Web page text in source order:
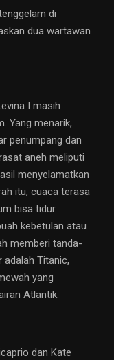
di
dua wartawan
I masih
Yang menarik,
penumpang dan
aneh meliputi
menyelamatkan
itu, cuaca terasa
bisa tidur
kebetulan atau
memberi tanda-
adalah Titanic,
yang
Atlantik.
dan Kate